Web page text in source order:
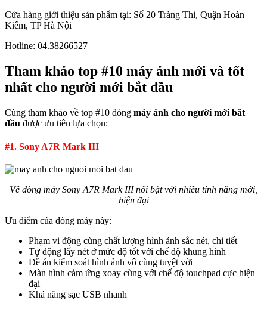
Cửa hàng giới thiệu sản phẩm tại: Số 20 Tràng Thi, Quận Hoàn
Kiếm, TP Hà Nội
Hotline: 04.38266527
Tham khảo top #10 máy ảnh mới và tốt
nhất cho người mới bắt đầu
Cùng tham khảo về top #10 dòng máy ảnh cho người mới bắt
đầu được ưu tiên lựa chọn:
#1. Sony A7R Mark III
Về dòng máy Sony A7R Mark III nổi bật với nhiều tính năng mới,
hiện đại
Ưu điểm của dòng máy này:
Phạm vi động cùng chất lượng hình ảnh sắc nét, chi tiết
Tự động lấy nét ở mức độ tốt với chế độ khung hình
Đề án kiểm soát hình ảnh vô cùng tuyệt vời
Màn hình cảm ứng xoay cùng với chế độ touchpad cực hiện
đại
Khả năng sạc USB nhanh